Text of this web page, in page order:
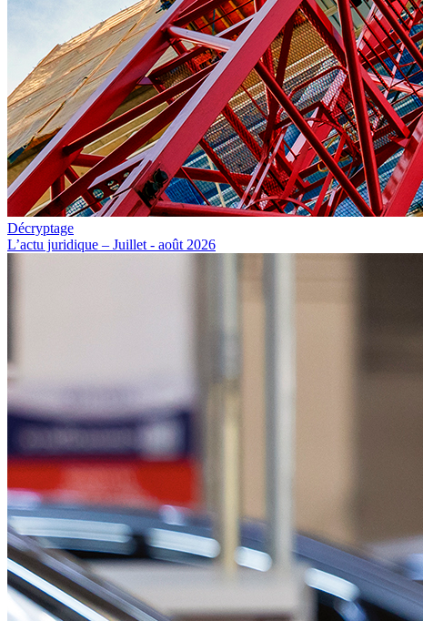
Décryptage
L’actu juridique – Juillet - août 2026